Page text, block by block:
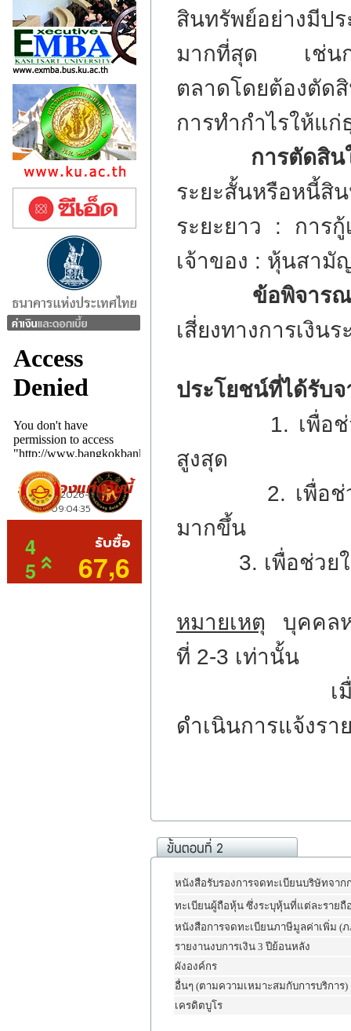
สินทรัพย์อย่างมีป
มากที่สุด เช่นกา
ตลาดโดยต้องตัด
การทำกำไรให้แ
การตัดสินใจ
ระยะสั้นหรือหนี้สิ
ระยะยาว : การกู้
เจ้าของ : หุ้นสา
ข้อพิจารณาใ
เสี่ยงทางการเงิน
ประโยชน์ที่ได้รับจ
1. เพื่อช่วยให้
สูงสุด
2. เพื่อช่วยให้
มากขึ้น
3. เพื่อช่วยให้
หมายเหตุ บุคคล
ที่ 2-3 เท่านั้น
เมื่อทางเจ้า
ดำเนินการแจ้งร
หนังสือรับรองการจดทะเบียนบริษัทจา
ทะเบียนผู้ถือหุ้น ซึ่งระบุหุ้นที่แต่ละรายถื
หนังสือการจดทะเบียนภาษีมูลค่าเพิ่ม (ภ
รายงานงบการเงิน 3 ปีย้อนหลัง
ผังองค์กร
อื่นๆ (ตามความเหมาะสมกับการบริการ)
เครดิตบูโร